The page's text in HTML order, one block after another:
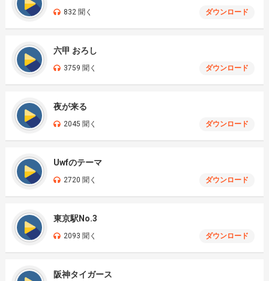
832 聞く ダウンロード
六甲 おろし
3759 聞く ダウンロード
夜が来る
2045 聞く ダウンロード
Uwfのテーマ
2720 聞く ダウンロード
東京駅No.3
2093 聞く ダウンロード
阪神タイガース